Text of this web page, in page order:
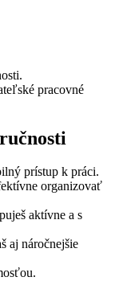
pracovné
prístup k práci.
organizovať
aktívne a s
aj náročnejšie